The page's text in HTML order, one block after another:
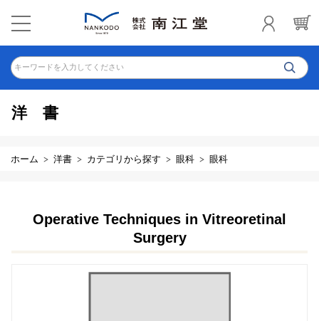
キーワードを入力してください
洋書
ホーム 洋書 カテゴリから探す 眼科 眼科
Operative Techniques in Vitreoretinal
Surgery